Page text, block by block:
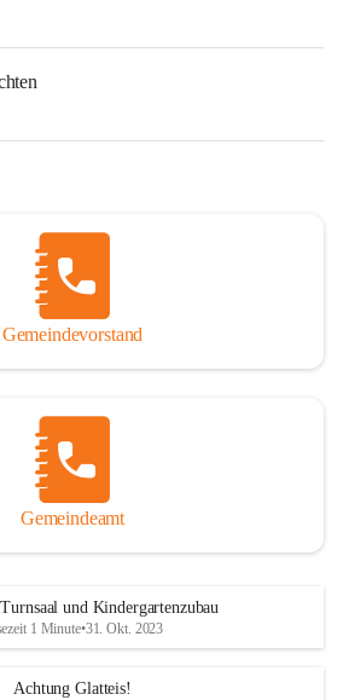
Gemeindevorstand
Gemeindeamt
und Kindergartenzubau
1 Minute•31. Okt. 2023
Achtung Glatteis!